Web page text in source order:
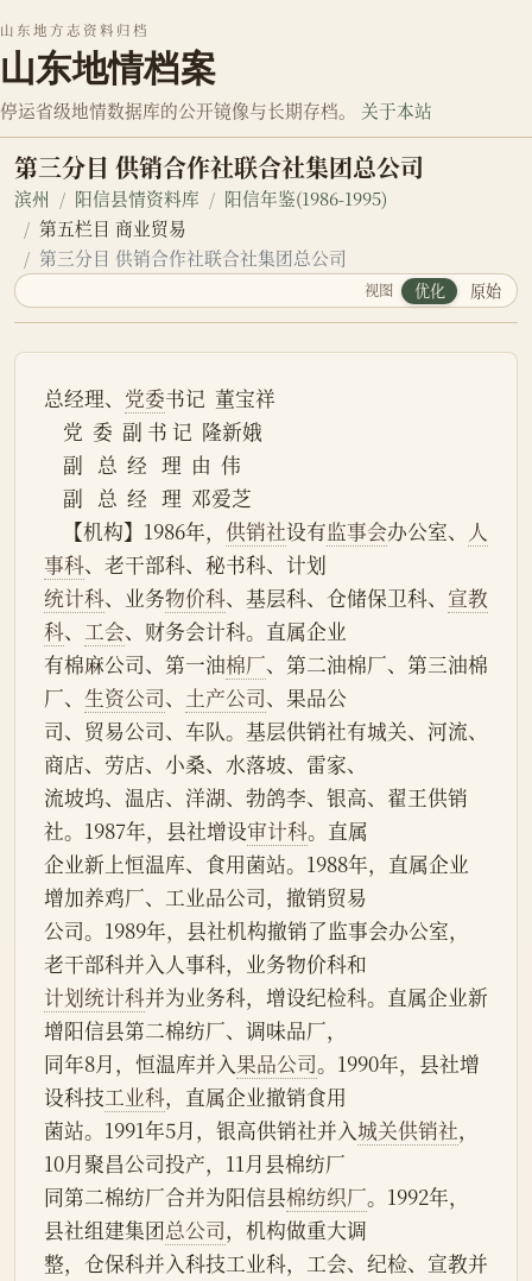
山东地方志资料归档
山东地情档案
停运省级地情数据库的公开镜像与长期存档。 关于本站
第三分目 供销合作社联合社集团总公司
滨州 阳信县情资料库
阳信年鉴(1986-1995)
第五栏目 商业贸易
第三分目 供销合作社联合社集团总公司
视图 优化 原始
总经理、 党委书记  董宝祥
    党  委  副 书 记  隆新娥
    副   总  经   理  由  伟
    副   总  经   理  邓爱芝
    【机构】1986年，
供销社设有监事会办公室、
人
事科、老干部科、秘书科、计划
统计科、业务物价科、基层科、仓储保卫科、 宣教
科、 工会、财务会计科。直属企业
有棉麻公司、第一油棉厂、第二油棉厂、第三油棉
厂、 生资公司、 土产公司、果品公
司、贸易公司、车队。基层供销社有城关、河流、
商店、劳店、小桑、水落坡、雷家、
流坡坞、温店、洋湖、勃鸽李、银高、翟王供销
社。1987年，县社增设审计科。直属
企业新上恒温库、食用菌站。1988年，直属企业
增加养鸡厂、工业品公司，撤销贸易
公司。1989年，县社机构撤销了监事会办公室，
老干部科并入人事科，业务物价科和
计划统计科并为业务科，增设纪检科。直属企业新
增阳信县第二棉纺厂、调味品厂，
同年8月，恒温库并入果品公司。1990年，县社增
设科技工业科，直属企业撤销食用
菌站。1991年5月，银高供销社并入城关供销社，
10月聚昌公司投产，11月县棉纺厂
同第二棉纺厂合并为阳信县棉纺织厂。1992年，
县社组建集团总公司，机构做重大调
整，仓保科并入科技工业科，工会、纪检、宣教并